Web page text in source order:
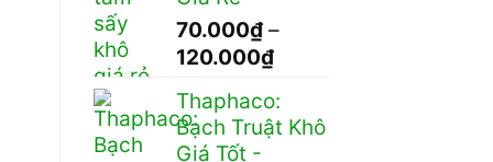
70.000₫
70.000₫ –
120.000₫Khoảng
từ
70.000₫
Thaphaco:
Bạch Truật Khô
Giá Tốt -